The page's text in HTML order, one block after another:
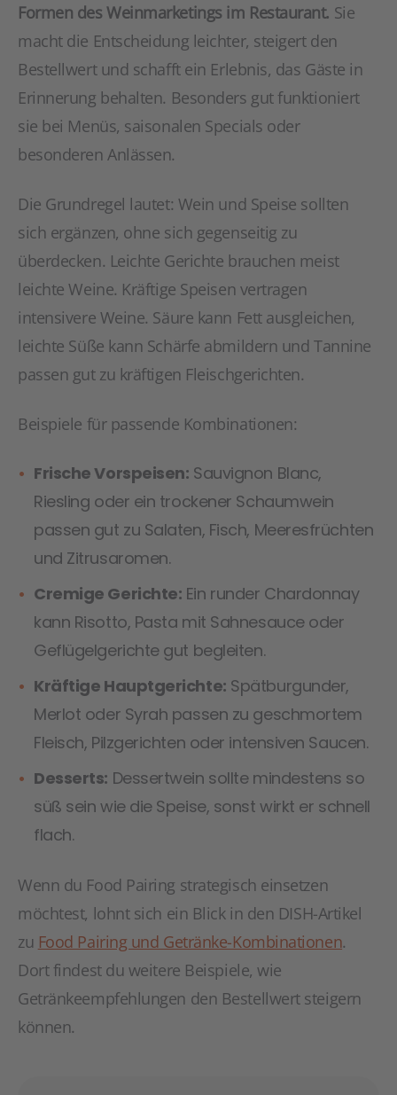
Formen des Weinmarketings im Restaurant. Sie
macht die Entscheidung leichter, steigert den
Bestellwert und schafft ein Erlebnis, das Gäste in
Erinnerung behalten. Besonders gut funktioniert
sie bei Menüs, saisonalen Specials oder
besonderen Anlässen.
Die Grundregel lautet: Wein und Speise sollten
sich ergänzen, ohne sich gegenseitig zu
überdecken. Leichte Gerichte brauchen meist
leichte Weine. Kräftige Speisen vertragen
intensivere Weine. Säure kann Fett ausgleichen,
leichte Süße kann Schärfe abmildern und Tannine
passen gut zu kräftigen Fleischgerichten.
Beispiele für passende Kombinationen:
Frische Vorspeisen: Sauvignon Blanc,
Riesling oder ein trockener Schaumwein
passen gut zu Salaten, Fisch, Meeresfrüchten
und Zitrusaromen.
Cremige Gerichte: Ein runder Chardonnay
kann Risotto, Pasta mit Sahnesauce oder
Geflügelgerichte gut begleiten.
Kräftige Hauptgerichte: Spätburgunder,
Merlot oder Syrah passen zu geschmortem
Fleisch, Pilzgerichten oder intensiven Saucen.
Desserts: Dessertwein sollte mindestens so
süß sein wie die Speise, sonst wirkt er schnell
flach.
Wenn du Food Pairing strategisch einsetzen
möchtest, lohnt sich ein Blick in den DISH-Artikel
zu Food Pairing und Getränke-Kombinationen.
Dort findest du weitere Beispiele, wie
Getränkeempfehlungen den Bestellwert steigern
können.